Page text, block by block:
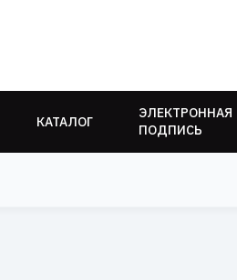
КАТАЛОГ
ЭЛЕКТРОННАЯ
ПОДПИСЬ